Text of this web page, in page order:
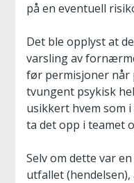
på en eventuell
Det ble opplyst at
varsling av
før permisjoner når
tvungent psykisk
usikkert hvem som
ta det opp i teamet
Selv om dette var
utfallet (hendelsen),